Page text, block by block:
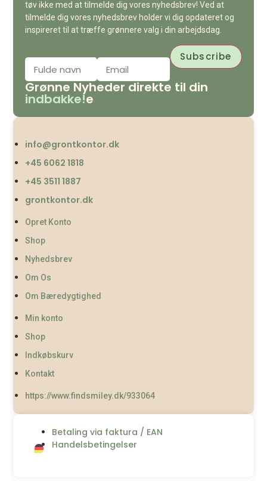
tøv ikke med at tilmelde dig vores nyhedsbrev! Ved at
tilmelde dig vores nyhedsbrev holder vi dig opdateret og
inspireret til at træffe grønnere valg i din arbejdsdag.
Grønne Nyheder direkte til din
indbakke!e
info@grontkontor.dk
+45 6062 1818
+45 3511 1887
grontkontor.dk
Opret Konto
Shop
Nyhedsbrev
Om Os
Om Bæredygtighed
Min konto
Shop
Indkøbskurv
Kontakt
https://www.findsmiley.dk/933064
Betaling via faktura / EAN
Handelsbetingelser